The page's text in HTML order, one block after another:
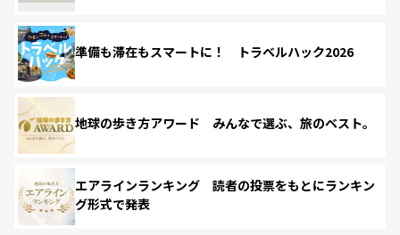
準備も滞在もスマートに！ トラベルハック2026
地球の歩き方アワード みんなで選ぶ、旅のベスト。
エアラインランキング 読者の投票をもとにランキン
グ形式で発表